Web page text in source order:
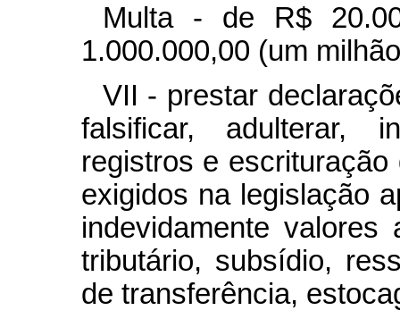
Multa - de R$
1.000.000,00 (um
VII - prestar
falsificar, adulterar,
registros e
exigidos na legislação
indevidamente
tributário, subsídio,
de transferência,